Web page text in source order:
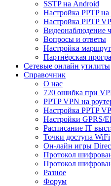
SSTP на Android
Настройка PPTP
Настройка PPTP
Видеонаблюдение
Вопросы и ответы
Настройка
Партнёрская
Сетевые онлайн утилиты
Справочник
О нас
720 ошибка при
PPTP VPN на
Настройка PPTP
Настройки GPRS/
Расписание IT
Точки доступа WiFi
Он-лайн игры
Протокол
Протокол
Разное
Форум